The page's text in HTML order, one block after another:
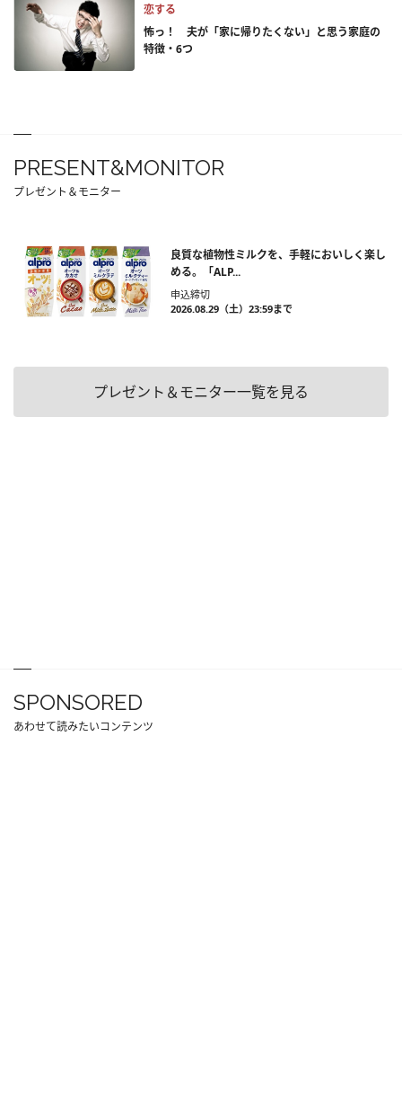
恋する
怖っ！ 夫が「家に帰りたくない」と思う家庭の
特徴・6つ
PRESENT&MONITOR
プレゼント＆モニター
良質な植物性ミルクを、手軽においしく楽し
める。「ALP...
申込締切
2026.08.29（土）23:59まで
プレゼント＆モニター一覧を見る
SPONSORED
あわせて読みたいコンテンツ